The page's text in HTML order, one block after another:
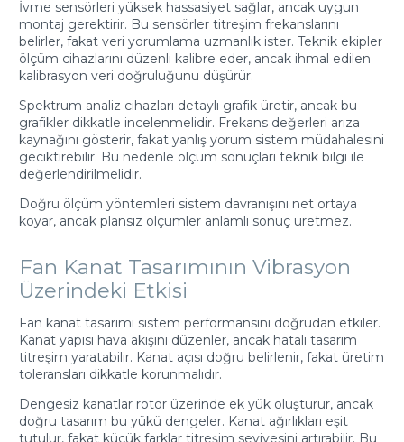
İvme sensörleri yüksek hassasiyet sağlar, ancak uygun
montaj gerektirir. Bu sensörler titreşim frekanslarını
belirler, fakat veri yorumlama uzmanlık ister. Teknik ekipler
ölçüm cihazlarını düzenli kalibre eder, ancak ihmal edilen
kalibrasyon veri doğruluğunu düşürür.
Spektrum analiz cihazları detaylı grafik üretir, ancak bu
grafikler dikkatle incelenmelidir. Frekans değerleri arıza
kaynağını gösterir, fakat yanlış yorum sistem müdahalesini
geciktirebilir. Bu nedenle ölçüm sonuçları teknik bilgi ile
değerlendirilmelidir.
Doğru ölçüm yöntemleri sistem davranışını net ortaya
koyar, ancak plansız ölçümler anlamlı sonuç üretmez.
Fan Kanat Tasarımının Vibrasyon
Üzerindeki Etkisi
Fan kanat tasarımı sistem performansını doğrudan etkiler.
Kanat yapısı hava akışını düzenler, ancak hatalı tasarım
titreşim yaratabilir. Kanat açısı doğru belirlenir, fakat üretim
toleransları dikkatle korunmalıdır.
Dengesiz kanatlar rotor üzerinde ek yük oluşturur, ancak
doğru tasarım bu yükü dengeler. Kanat ağırlıkları eşit
tutulur, fakat küçük farklar titreşim seviyesini artırabilir. Bu